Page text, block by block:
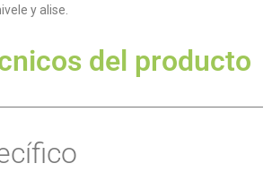
y alise.
del producto